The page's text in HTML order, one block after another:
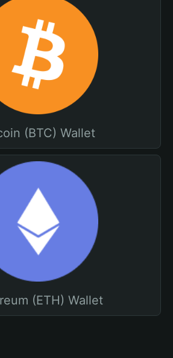
(BTC) Wallet
(ETH) Wallet